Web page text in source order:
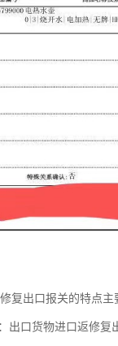
复出口报关的特点主
出口货物进口返修复